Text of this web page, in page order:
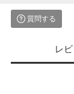
質問する
レ